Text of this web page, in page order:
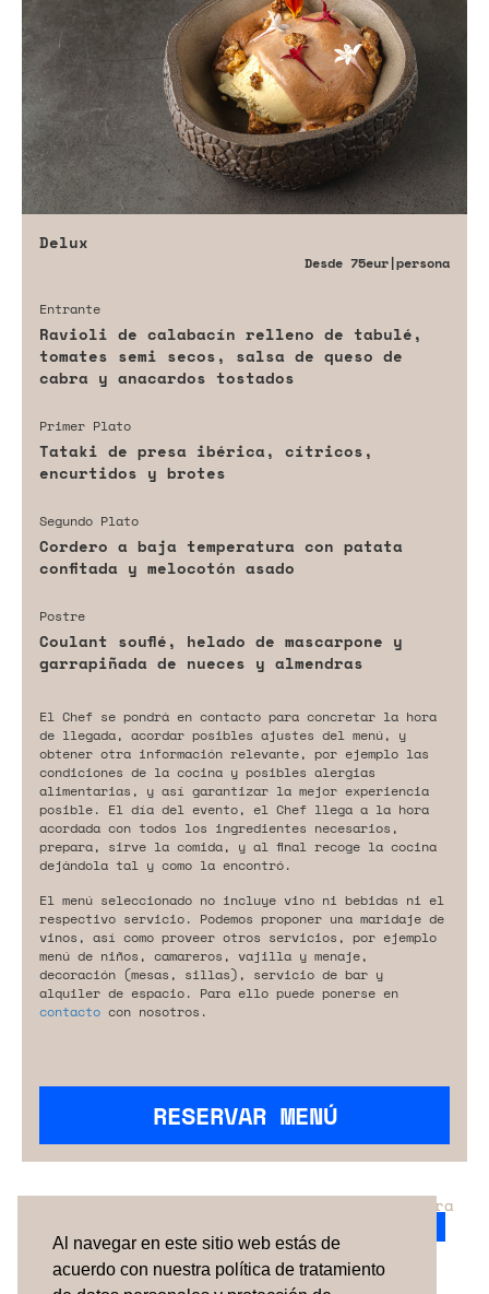
Al navegar en este sitio web estás de
acuerdo con nuestra política de tratamiento
Delux
Desde 75eur|persona
Entrante
Ravioli de calabacín relleno de tabulé,
tomates semi secos, salsa de queso de
cabra y anacardos tostados
Primer Plato
Tataki de presa ibérica, cítricos,
encurtidos y brotes
Segundo Plato
Cordero a baja temperatura con patata
confitada y melocotón asado
Postre
Coulant souflé, helado de mascarpone y
garrapiñada de nueces y almendras
El Chef se pondrá en contacto para concretar la hora
de llegada, acordar posibles ajustes del menú, y
obtener otra información relevante, por ejemplo las
condiciones de la cocina y posibles alergias
alimentarias, y así garantizar la mejor experiencia
posible. El día del evento, el Chef llega a la hora
acordada con todos los ingredientes necesarios,
prepara, sirve la comida, y al final recoge la cocina
dejándola tal y como la encontró.
El menú seleccionado no incluye vino ni bebidas ni el
respectivo servicio. Podemos proponer una maridaje de
vinos, así como proveer otros servicios, por ejemplo
menú de niños, camareros, vajilla y menaje,
decoración (mesas, sillas), servicio de bar y
alquiler de espacio. Para ello puede ponerse en
contacto con nosotros.
RESERVAR MENÚ
¿No has encontrado el servicio perfecto para